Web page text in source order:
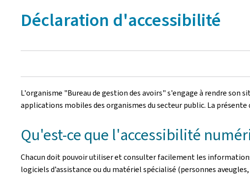
Déclaration d'accessibilité
L'organisme "Bureau de gestion des avoirs"s'engage à rendre son
applications mobiles des organismes du secteur public. La
Qu'est-ce que l'accessibilité
Chacun doit pouvoir utiliser et consulter facilement les
logiciels d’assistance ou du matériel spécialisé (personnes